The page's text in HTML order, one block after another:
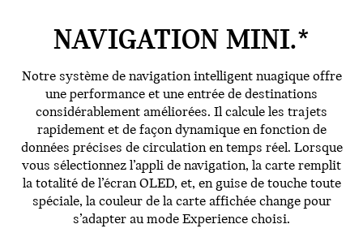
NAVIGATION MINI.*
Notre système de navigation intelligent nuagique offre
une performance et une entrée de destinations
considérablement améliorées. Il calcule les trajets
rapidement et de façon dynamique en fonction de
données précises de circulation en temps réel. Lorsque
vous sélectionnez l’appli de navigation, la carte remplit
la totalité de l’écran OLED, et, en guise de touche toute
spéciale, la couleur de la carte affichée change pour
s’adapter au mode Experience choisi.